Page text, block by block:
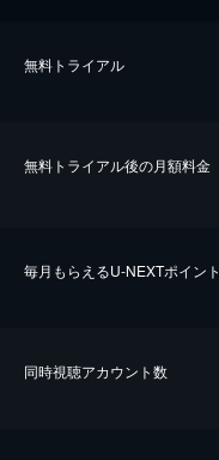
無料トライアル
無料トライアル後の⽉額料金
毎⽉もらえるU-NEXTポイント
同時視聴アカウント数